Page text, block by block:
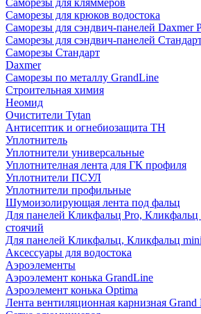
Саморезы для кляммеров
Саморезы для крюков водостока
Саморезы для сэндвич-панелей Daxmer
Саморезы для сэндвич-панелей
Саморезы Стандарт
Daxmer
Саморезы по металлу GrandLine
Строительная химия
Неомид
Очистители Tytan
Антисептик и огнебиозащита ТН
Уплотнитель
Уплотнители универсальные
Уплотнителная лента для ГК профиля
Уплотнители ПСУЛ
Уплотнители профильные
Шумоизолирующая лента под фальц
Для панелей Кликфальц Pro,
стоячий
Для панелей Кликфальц, Кликфальц mini
Аксессуары для водостока
Аэроэлементы
Аэроэлемент конька GrandLine
Аэроэлемент конька Optima
Лента вентиляционная карнизная Grand